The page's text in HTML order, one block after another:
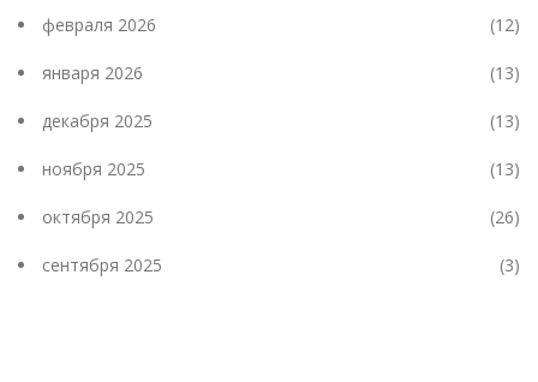
февраля 2026 (12)
января 2026 (13)
декабря 2025 (13)
ноября 2025 (13)
октября 2025 (26)
сентября 2025 (3)